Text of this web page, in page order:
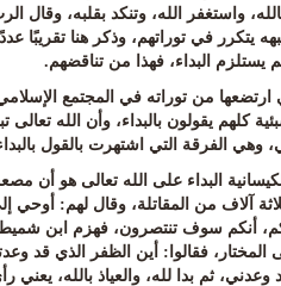
واستغفر الله، وتنكد بقلبه،
يتكرر في توراتهم، وذكر هنا تقريبًا
يستلزم البداء، فهذا من تناقضهم.
ارتضعها من توراته في المجتمع
كلهم يقولون بالبداء، وأن الله تعالى
وهي الفرقة التي اشتهرت بالقول
البداء على الله تعالى هو أن
آلاف من المقاتلة، وقال لهم: أوحي
أنكم سوف تنتصرون، فهزم ابن
فقالوا : أين الظفر الذي قد
ثم بدا لله، والعياذ بالله، يعني